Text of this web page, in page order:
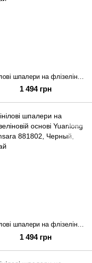
1 494 грн
Вінілові шпалери на флізеліновій основі Yuanlong Samsara 881802
1 494 грн